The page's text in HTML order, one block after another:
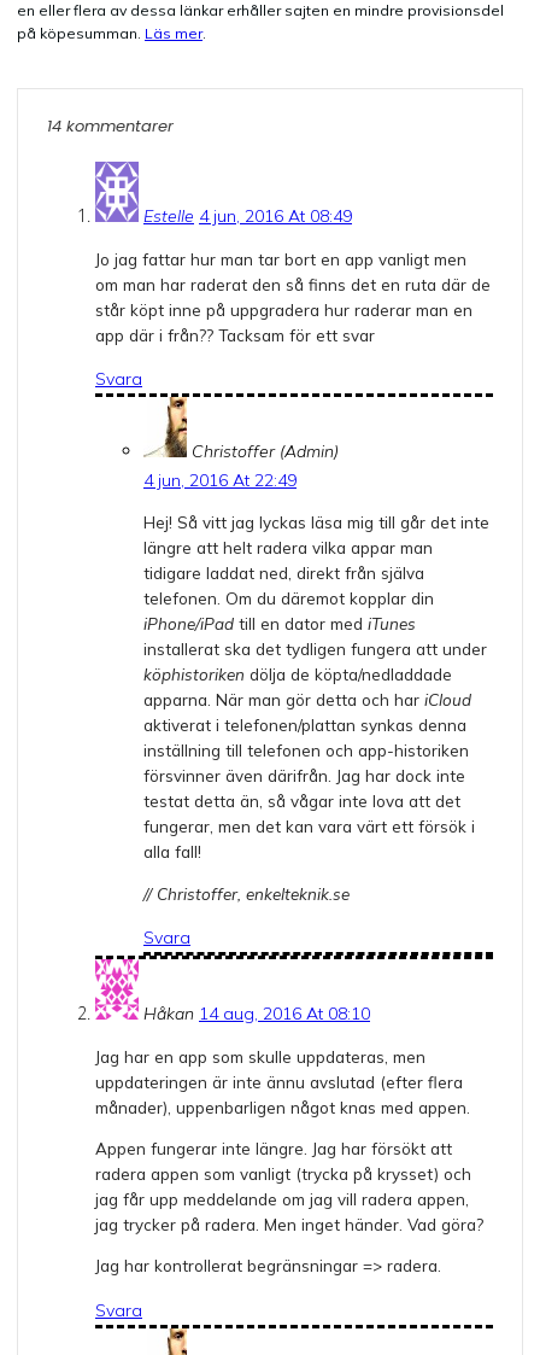
en eller flera av dessa länkar erhåller sajten en mindre provisionsdel
på köpesumman. Läs mer.
14 kommentarer
Estelle 4 jun, 2016 At 08:49
Jo jag fattar hur man tar bort en app vanligt men
om man har raderat den så finns det en ruta där de
står köpt inne på uppgradera hur raderar man en
app där i från?? Tacksam för ett svar
Svara
Christoffer (Admin)
4 jun, 2016 At 22:49
Hej! Så vitt jag lyckas läsa mig till går det inte
längre att helt radera vilka appar man
tidigare laddat ned, direkt från själva
telefonen. Om du däremot kopplar din
iPhone/iPad till en dator med iTunes
installerat ska det tydligen fungera att under
köphistoriken dölja de köpta/nedladdade
apparna. När man gör detta och har iCloud
aktiverat i telefonen/plattan synkas denna
inställning till telefonen och app-historiken
försvinner även därifrån. Jag har dock inte
testat detta än, så vågar inte lova att det
fungerar, men det kan vara värt ett försök i
alla fall!
// Christoffer, enkelteknik.se
Svara
Håkan 14 aug, 2016 At 08:10
Jag har en app som skulle uppdateras, men
uppdateringen är inte ännu avslutad (efter flera
månader), uppenbarligen något knas med appen.
Appen fungerar inte längre. Jag har försökt att
radera appen som vanligt (trycka på krysset) och
jag får upp meddelande om jag vill radera appen,
jag trycker på radera. Men inget händer. Vad göra?
Jag har kontrollerat begränsningar => radera.
Svara